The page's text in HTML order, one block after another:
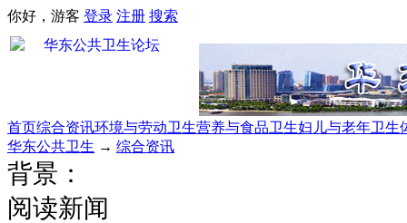
你好，游客 登录 注册 搜索
首页综合资讯环境与劳动卫生营养与食品卫生妇儿与老年卫生
华东公共卫生 → 综合资讯
背景：
阅读新闻